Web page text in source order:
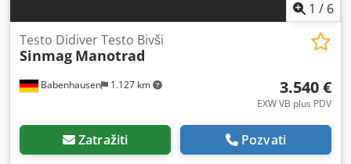
1 / 6
Babenhausen 1.127 km
Testo Didiver Testo Bivši
Sinmag Manotrad
3.540 €
EXW VB plus PDV
Zatražiti Pozvati